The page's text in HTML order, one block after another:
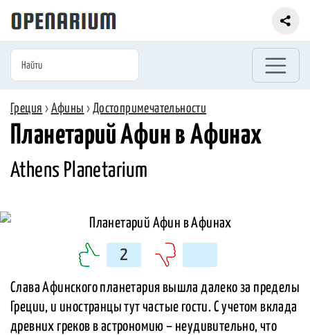
Греция › Афины › Достопримечательности
Планетарий Афин в Афинах
Athens Planetarium
2
Слава Афинского планетария вышла далеко за пределы
Греции, и иностранцы тут частые гости. С учетом вклада
древних греков в астрономию – неудивительно, что